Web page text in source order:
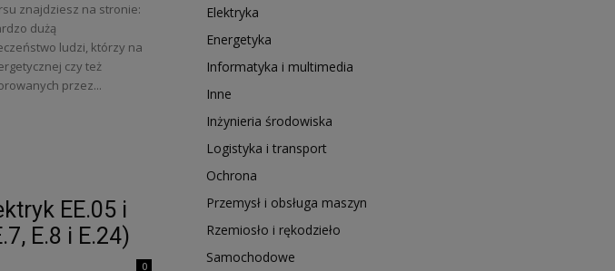
znajdziesz na stronie:
dużą
ludzi, którzy na
czy też
przez...
EE.05 i
E.8 i E.24)
0
Elektryka
Energetyka
Informatyka i multimedia
Inne
Inżynieria środowiska
Logistyka i transport
Ochrona
Przemysł i obsługa maszyn
Rzemiosło i rękodzieło
Samochodowe